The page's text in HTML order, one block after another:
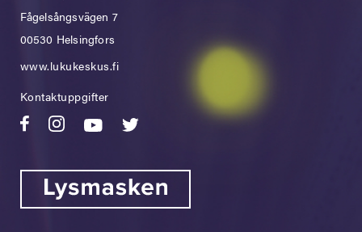
Fågelsångsvägen 7
00530 Helsingfors
www.lukukeskus.fi
Kontaktuppgifter